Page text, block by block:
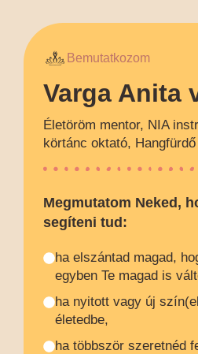
Bemutatkozom
Varga Anita
Életöröm mentor, NIA
körtánc oktató,
Megmutatom Neked,
segíteni tud:
ha elszántad magad,
egyben Te magad is
ha nyitott vagy új
életedbe,
ha többször szeretnéd